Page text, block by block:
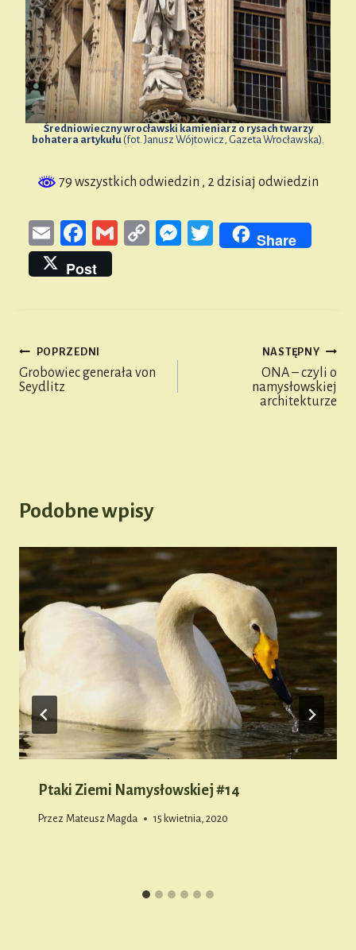
Średniowieczny wrocławski kamieniarz o rysach twarzy
bohatera artykułu (fot. Janusz Wójtowicz, Gazeta Wrocławska).
79 wszystkich odwiedzin , 2 dzisiaj odwiedzin
E
m
ail
Fa
ce
bo
G
Co
M
T
Share
Post
Nawigacja
wpisu
POPRZEDNI
Grobowiec generała von
Seydlitz
NASTĘPNY
ONA – czyli o
namysłowskiej
architekturze
Podobne wpisy
Ptaki Ziemi Namysłowskiej #14
Przez Mateusz Magda 15 kwietnia, 2020